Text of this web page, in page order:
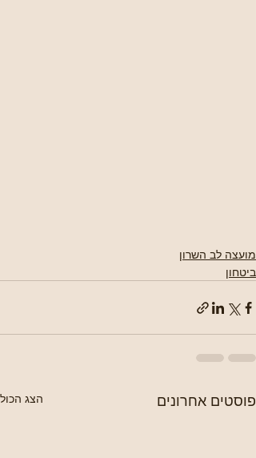
מועצה לב השרון
ביטחון
פוסטים אחרונים הצג הכול